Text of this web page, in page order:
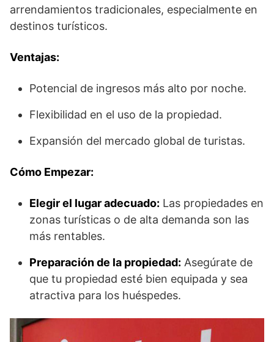
arrendamientos tradicionales, especialmente en
destinos turísticos.
Ventajas:
Potencial de ingresos más alto por noche.
Flexibilidad en el uso de la propiedad.
Expansión del mercado global de turistas.
Cómo Empezar:
Elegir el lugar adecuado: Las propiedades en
zonas turísticas o de alta demanda son las
más rentables.
Preparación de la propiedad: Asegúrate de
que tu propiedad esté bien equipada y sea
atractiva para los huéspedes.